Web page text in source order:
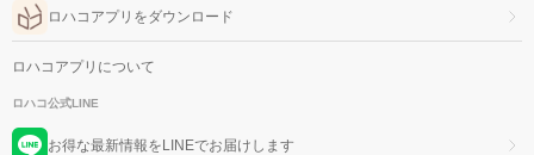
ロハコアプリをダウンロード
ロハコアプリについて
ロハコ公式LINE
お得な最新情報をLINEでお届けします